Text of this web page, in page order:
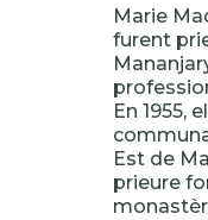
Marie
furent
En 1955,
Est de
prieure